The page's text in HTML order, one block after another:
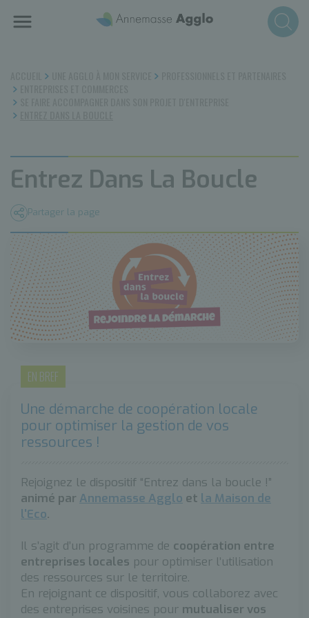
Entrez Dans La Boucle
Partager la page
EN BREF
Une démarche de coopération locale
pour optimiser la gestion de vos
ressources !
Rejoignez le dispositif “Entrez dans la boucle !”
animé par Annemasse Agglo et la Maison de
l'Eco.
Il s’agit d’un programme de coopération entre
entreprises locales pour optimiser l’utilisation
des ressources sur le territoire.
En rejoignant ce dispositif, vous collaborez avec
des entreprises voisines pour mutualiser vos